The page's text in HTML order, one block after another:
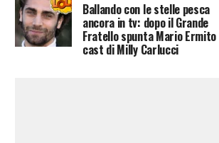
Ballando con le stelle pesca
ancora in tv: dopo il Grande
Fratello spunta Mario Ermito
cast di Milly Carlucci